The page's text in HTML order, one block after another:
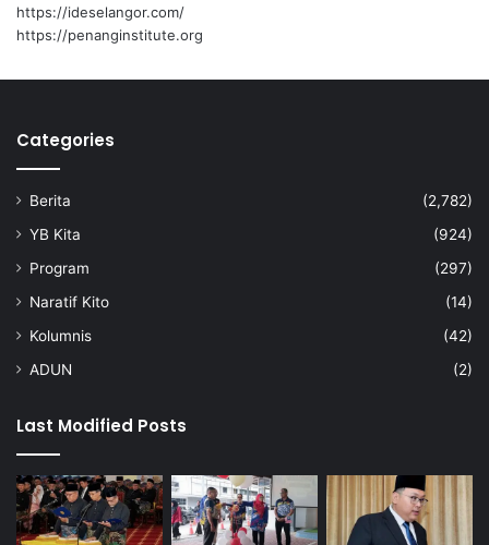
https://ideselangor.com/
https://penanginstitute.org
Categories
Berita
(2,782)
YB Kita
(924)
Program
(297)
Naratif Kito
(14)
Kolumnis
(42)
ADUN
(2)
Last Modified Posts